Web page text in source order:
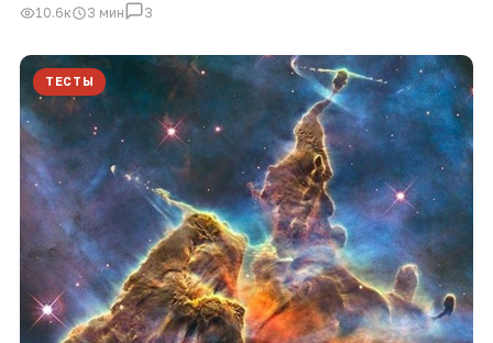
10.6к 3 мин 3
ТЕСТЫ